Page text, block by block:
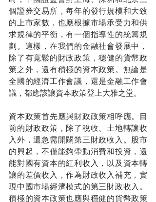
個證券交易所，每年的發行規模和大致
的上市家數，也應根據市場承受力和供
求規律的平衡，有一個指導性的統籌規
劃。這樣，在我們的金融社會發展中，
除了有寬鬆的財政政策，穩健的貨幣政
策之外，還有積極的資本政策。無論是
全國的經濟工作會議，還是金融工作會
議，都應該讓資本政策登上大雅之堂。
資本政策首先應與財政政策相呼應。目
前的財政政策，除了稅收、土地轉讓收
入外，還急需開闢第三財政收入。股市
的興起，不僅能夠帶動消費和投資，還
能對國有資本的紅利收入，以及資本轉
讓的差價收入，作為財政收入補充，實
現中國市場經濟模式的第三財政收入。
積極的資本政策也應與穩健的貨幣政策